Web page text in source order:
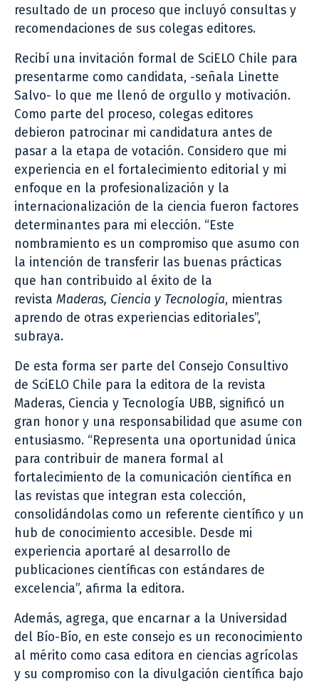
resultado de un proceso que incluyó consultas y
recomendaciones de sus colegas editores.
Recibí una invitación formal de SciELO Chile para
presentarme como candidata, -señala Linette
Salvo- lo que me llenó de orgullo y motivación.
Como parte del proceso, colegas editores
debieron patrocinar mi candidatura antes de
pasar a la etapa de votación. Considero que mi
experiencia en el fortalecimiento editorial y mi
enfoque en la profesionalización y la
internacionalización de la ciencia fueron factores
determinantes para mi elección. “Este
nombramiento es un compromiso que asumo con
la intención de transferir las buenas prácticas
que han contribuido al éxito de la
revista Maderas, Ciencia y Tecnología, mientras
aprendo de otras experiencias editoriales”,
subraya.
De esta forma ser parte del Consejo Consultivo
de SciELO Chile para la editora de la revista
Maderas, Ciencia y Tecnología UBB, significó un
gran honor y una responsabilidad que asume con
entusiasmo. “Representa una oportunidad única
para contribuir de manera formal al
fortalecimiento de la comunicación científica en
las revistas que integran esta colección,
consolidándolas como un referente científico y un
hub de conocimiento accesible. Desde mi
experiencia aportaré al desarrollo de
publicaciones científicas con estándares de
excelencia”, afirma la editora.
Además, agrega, que encarnar a la Universidad
del Bío-Bío, en este consejo es un reconocimiento
al mérito como casa editora en ciencias agrícolas
y su compromiso con la divulgación científica bajo